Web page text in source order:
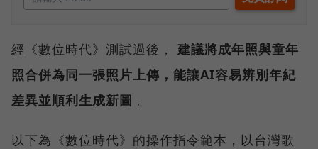
經《數位時代》測試過後， 建議將成年照與童年
照合併為同一張照片上傳，能讓AI容易辨別年紀
差異並順利生成新圖 。
以下為《數位時代》的操作指令範本，以台灣歌